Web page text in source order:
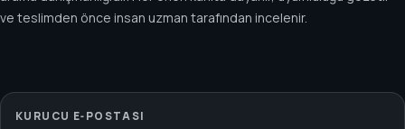
ve teslimden önce insan uzman tarafından incelenir.
KURUCU E‑POSTASI